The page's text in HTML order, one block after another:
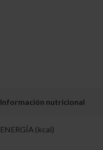
Información nutricional
ENERGÍA (kcal)